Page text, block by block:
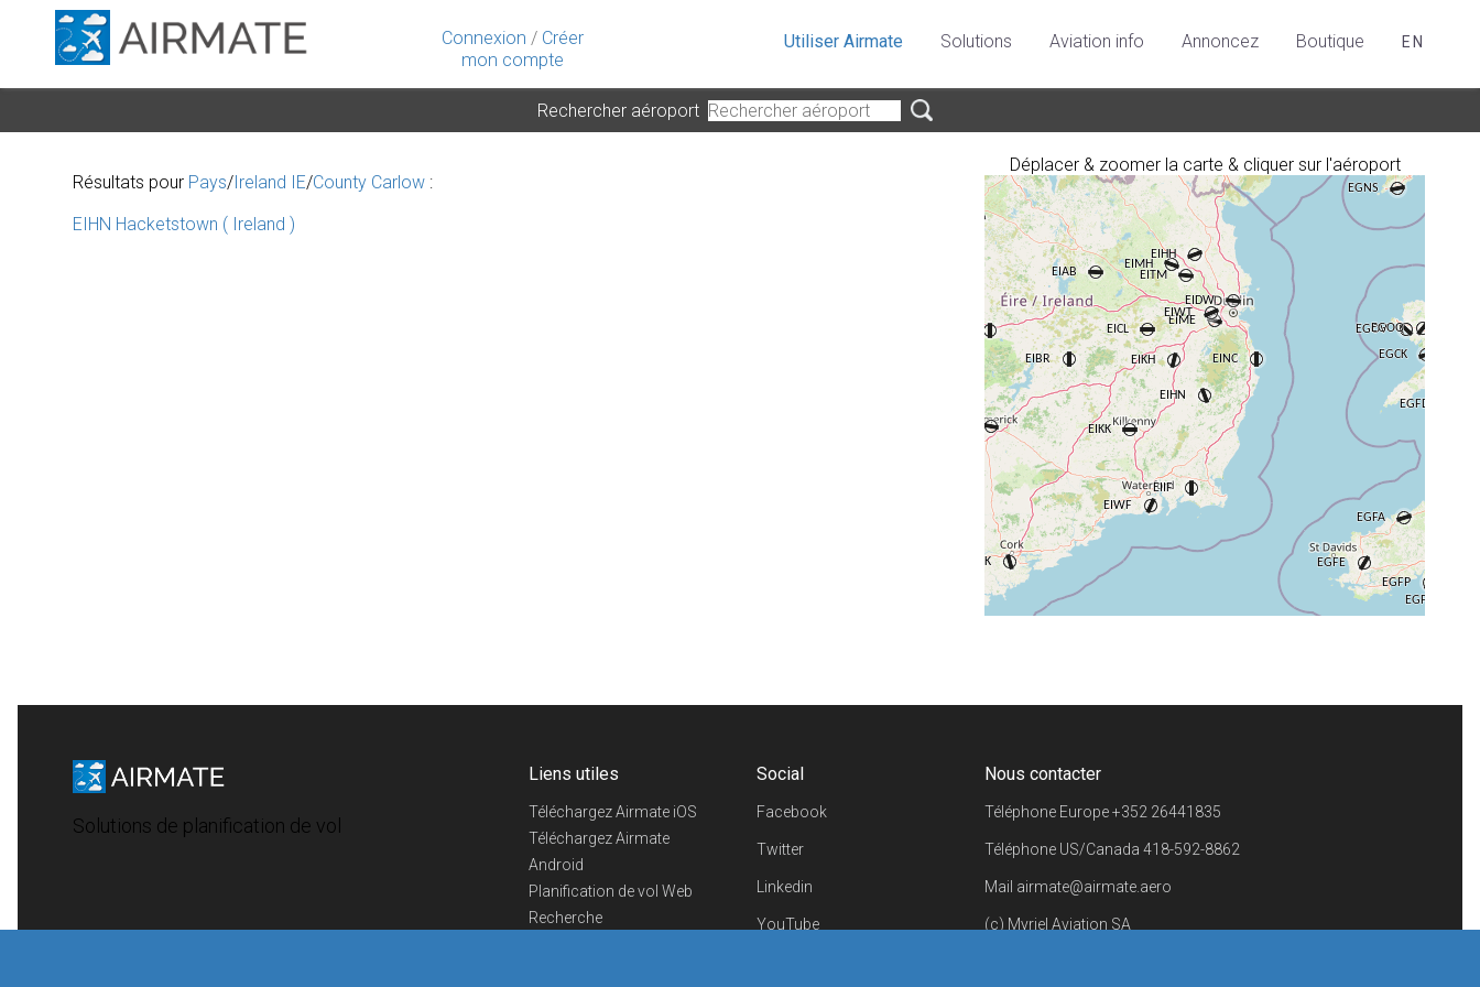
Connexion / Créer
mon compte
Utiliser Airmate Solutions Aviation info Annoncez Boutique EN
Rechercher aéroport
Déplacer & zoomer la carte & cliquer sur l'aéroport
©OpenStreetMapcontributors.
Résultats pour Pays/Ireland IE/County Carlow :
EIHN Hacketstown ( Ireland )
Solutions de planification de vol
Liens utiles
Téléchargez Airmate iOS
Téléchargez Airmate
Android
Planification de vol Web
Recherche
Social
Facebook
Twitter
Linkedin
YouTube
Nous contacter
Téléphone Europe+352 26441835
Téléphone US/Canada 418-592-8862
Mail airmate@airmate.aero
(c) Myriel Aviation SA